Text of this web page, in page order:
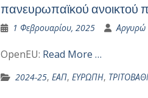
πανευρωπαϊκού ανοικτού
1 Φεβρουαρίου, 2025 Αργυρώ
OpenEU: Read More …
2024-25, ΕΑΠ, ΕΥΡΩΠΗ,